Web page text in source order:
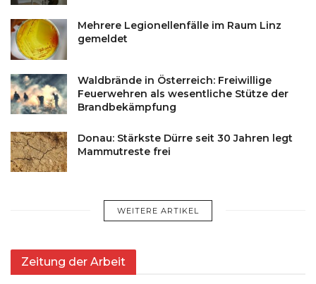
Mehrere Legionellenfälle im Raum Linz
gemeldet
Waldbrände in Österreich: Freiwillige
Feuerwehren als wesentliche Stütze der
Brandbekämpfung
Donau: Stärkste Dürre seit 30 Jahren legt
Mammutreste frei
WEITERE ARTIKEL
Zeitung der Arbeit